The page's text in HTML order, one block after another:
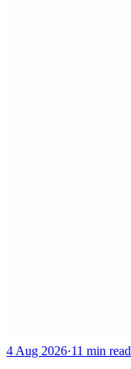
4 Aug 2026·11 min read